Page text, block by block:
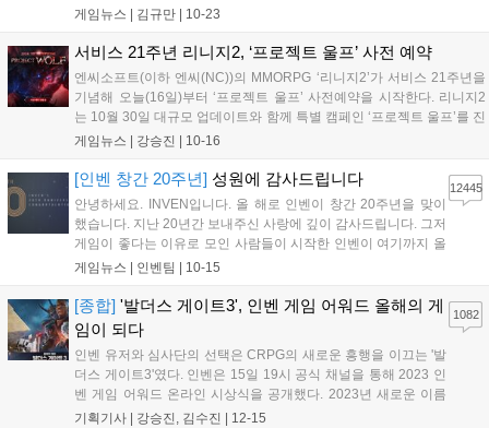
함께 특별 캠페인 ‘프로젝트 울프’를 진행한다. ▲신규 서버 ‘울프’ ▲신
게임뉴스 | 김규만 10-23
서비스 21주년 리니지2, ‘프로젝트 울프’ 사전 예약
엔씨소프트(이하 엔씨(NC))의 MMORPG ‘리니지2’가 서비스 21주년을
기념해 오늘(16일)부터 ‘프로젝트 울프’ 사전예약을 시작한다. 리니지2
는 10월 30일 대규모 업데이트와 함께 특별 캠페인 ‘프로젝트 울프’를 진
행할 예정이다. 신규 서버 ‘울프’와 신규 클래스 ‘바르카스’ 등이 추가된
게임뉴스 | 강승진 10-16
[인벤 창간 20주년] 성원에 감사드립니다
안녕하세요. INVEN입니다. 올 해로 인벤이 창간 20주년을 맞이
했습니다. 지난 20년간 보내주신 사랑에 깊이 감사드립니다. 그저
게임이 좋다는 이유로 모인 사람들이 시작한 인벤이 여기까지 올
수 있었던 것은 보내주신 사랑과 성원 덕분이라고 생각합니다. 이
이제는 그 말을 쓰지 못하고, '고작...
게임뉴스 | 인벤팀 10-15
12445
[종합] '발더스 게이트3', 인벤 게임 어워드 올해의 게
임이 되다
인벤 유저와 심사단의 선택은 CRPG의 새로운 흥행을 이끄는 '발
더스 게이트3'였다. 인벤은 15일 19시 공식 채널을 통해 2023 인
벤 게임 어워드 온라인 시상식을 공개했다. 2023년 새로운 이름
으로 재정비, 유저 투표 부문을 크게 늘린 인벤 게임 어워드는 이
기획기사 | 강승진, 김수진 12-15
1082